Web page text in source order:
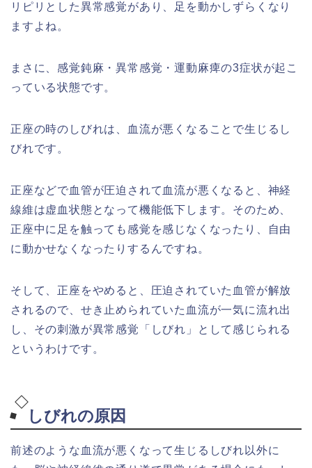
リピリとした異常感覚があり、足を動かしずらくなり
ますよね。
まさに、感覚鈍麻・異常感覚・運動麻痺の3症状が起こ
っている状態です。
正座の時のしびれは、血流が悪くなることで生じるし
びれです。
正座などで血管が圧迫されて血流が悪くなると、神経
線維は虚血状態となって機能低下します。そのため、
正座中に足を触っても感覚を感じなくなったり、自由
に動かせなくなったりするんですね。
そして、正座をやめると、圧迫されていた血管が解放
されるので、せき止められていた血流が一気に流れ出
し、その刺激が異常感覚「しびれ」として感じられる
というわけです。
しびれの原因
前述のような血流が悪くなって生じるしびれ以外に